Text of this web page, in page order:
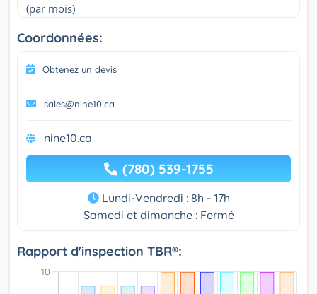
(par mois)
Coordonnées:
Obtenez un devis
sales@nine10.ca
nine10.ca
(780) 539-1755
Lundi-Vendredi : 8h - 17h
Samedi et dimanche : Fermé
Rapport d'inspection TBR®: